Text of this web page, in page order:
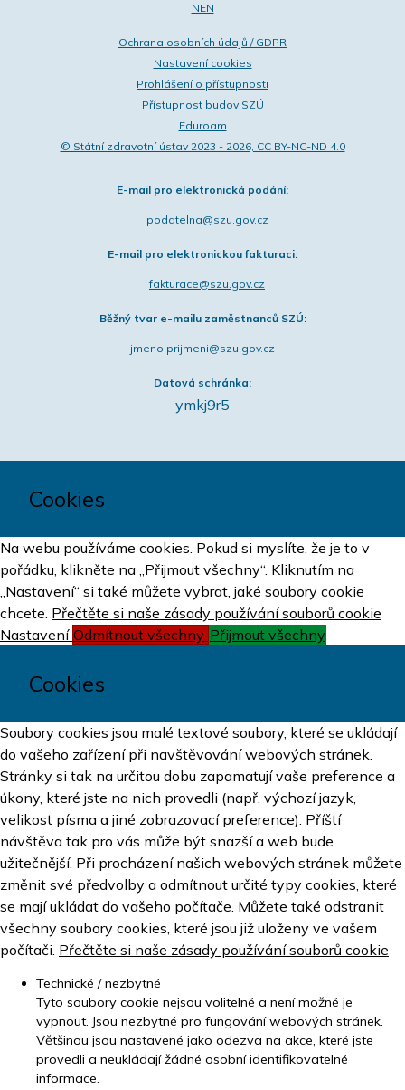
NEN
Ochrana osobních údajů / GDPR
Nastavení cookies
Prohlášení o přístupnosti
Přístupnost budov SZÚ
Eduroam
© Státní zdravotní ústav 2023 - 2026, CC BY-NC-ND 4.0
E-mail pro elektronická podání:
podatelna@szu.gov.cz
E-mail pro elektronickou fakturaci:
fakturace@szu.gov.cz
Běžný tvar e-mailu zaměstnanců SZÚ:
jmeno.prijmeni@szu.gov.cz
Datová schránka:
ymkj9r5
Cookies
Na webu používáme cookies. Pokud si myslíte, že je to v
pořádku, klikněte na „Přijmout všechny“. Kliknutím na
„Nastavení“ si také můžete vybrat, jaké soubory cookie
chcete. Přečtěte si naše zásady používání souborů cookie
Nastavení Odmítnout všechny Přijmout všechny
Cookies
Soubory cookies jsou malé textové soubory, které se ukládají
do vašeho zařízení při navštěvování webových stránek.
Stránky si tak na určitou dobu zapamatují vaše preference a
úkony, které jste na nich provedli (např. výchozí jazyk,
velikost písma a jiné zobrazovací preference). Příští
návštěva tak pro vás může být snazší a web bude
užitečnější. Při procházení našich webových stránek můžete
změnit své předvolby a odmítnout určité typy cookies, které
se mají ukládat do vašeho počítače. Můžete také odstranit
všechny soubory cookies, které jsou již uloženy ve vašem
počítači. Přečtěte si naše zásady používání souborů cookie
Technické / nezbytné
Tyto soubory cookie nejsou volitelné a není možné je
vypnout. Jsou nezbytné pro fungování webových stránek.
Většinou jsou nastavené jako odezva na akce, které jste
provedli a neukládají žádné osobní identifikovatelné
informace.